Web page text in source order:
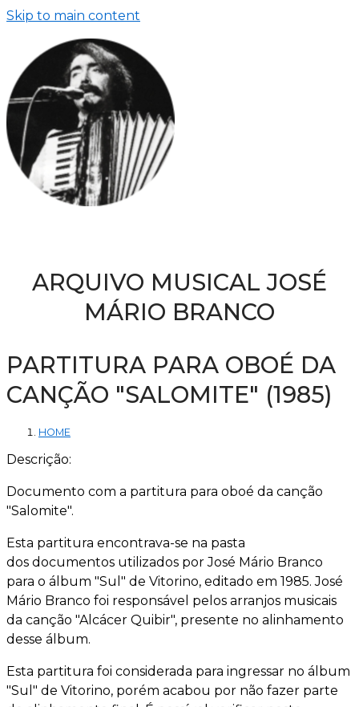
Skip to main content
ARQUIVO MUSICAL JOSÉ
MÁRIO BRANCO
PARTITURA PARA OBOÉ DA
CANÇÃO "SALOMITE" (1985)
HOME
Descrição:
Documento com a partitura para oboé da canção
"Salomite".
Esta partitura encontrava-se na pasta
dos documentos utilizados por José Mário Branco
para o álbum "Sul" de Vitorino, editado em 1985. José
Mário Branco foi responsável pelos arranjos musicais
da canção "Alcácer Quibir", presente no alinhamento
desse álbum.
Esta partitura foi considerada para ingressar no álbum
"Sul" de Vitorino, porém acabou por não fazer parte